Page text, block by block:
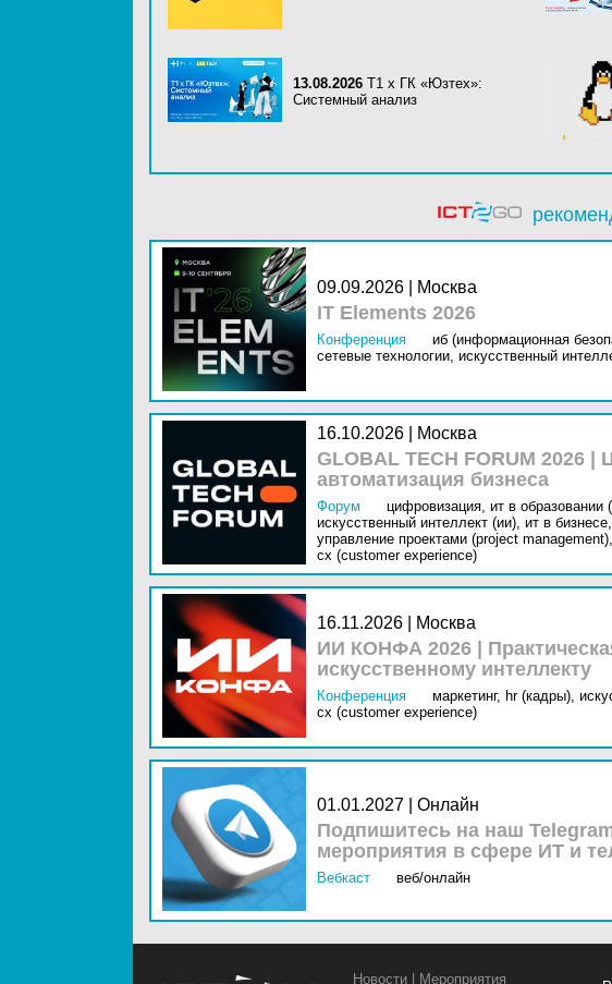
13.08.2026 Т1 x ГК «Юзтех»:
Системный анализ
09.09.2026 | Москва
IT Elements 2026
Конференция иб (информационная
сетевые технологии, искусственный
16.10.2026 | Москва
GLOBAL TECH FORUM 2026
автоматизация бизнеса
Форум цифровизация, ит в образовании
искусственный интеллект (ии), ит в бизнесе,
управление проектами (project management),
cx (customer experience)
16.11.2026 | Москва
ИИ КОНФА 2026 |
искусственному интеллекту
Конференция маркетинг, hr (кадры),
cx (customer experience)
01.01.2027 | Онлайн
Подпишитесь на наш
мероприятия в сфере ИТ и
Вебкаст
веб/онлайн
Новости Мероприятия